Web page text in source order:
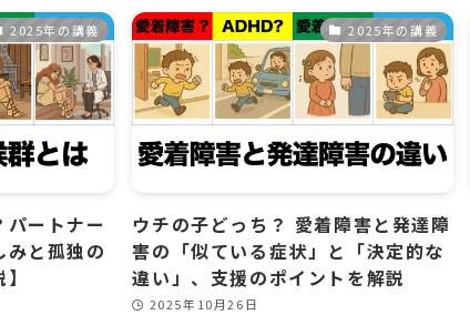
2025年の講義
ートナー
みと孤独の
2025年の講義
ウチの子どっち？ 愛着障害と発達障
害の「似ている症状」と「決定的な
違い」、支援のポイントを解説
2025年10月26日